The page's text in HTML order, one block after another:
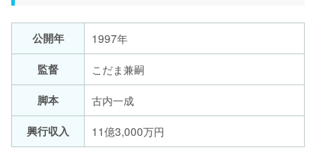
公開年
1997年
監督
こだま兼嗣
脚本
古内一成
興行収入
11億3,000万円